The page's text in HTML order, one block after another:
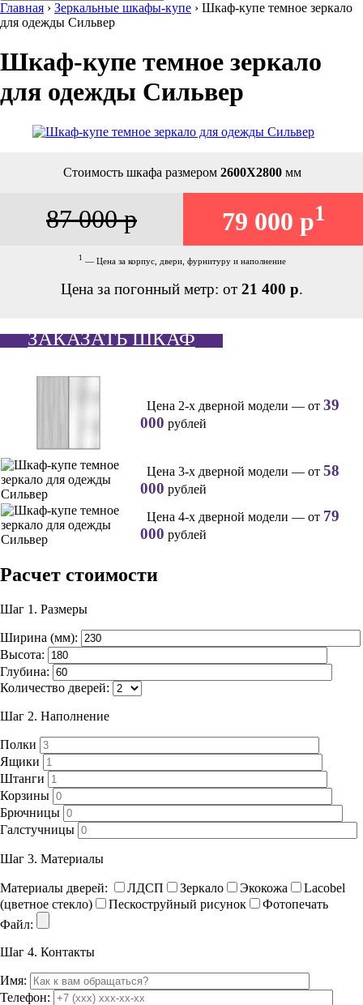
Главная › Зеркальные шкафы-купе › Шкаф-купе темное зеркало
для одежды Сильвер
Шкаф-купе темное зеркало
для одежды Сильвер
Стоимость шкафа размером 2600Х2800мм
87 000 р 79 000 р1
1 — Цена за корпус, двери, фурнитуру и наполнение
Цена за погонный метр: от 21 400 р.
ЗАКАЗАТЬ ШКАФ
Цена 2-х дверной модели — от 39
000 рублей
Цена 3-х дверной модели — от 58
000 рублей
Цена 4-х дверной модели — от 79
000 рублей
Расчет стоимости
Шаг 1. Размеры
Ширина (мм):
Высота:
Глубина:
Количество дверей:
Шаг 2. Наполнение
Полки
Ящики
Штанги
Корзины
Брючницы
Галстучницы
Шаг 3. Материалы
Материалы дверей: ЛДСП Зеркало Экокожа
Lacobel
(цветное стекло)
Пескоструйный рисунок
Фотопечать
Файл:
Шаг 4. Контакты
Имя:
Телефон: